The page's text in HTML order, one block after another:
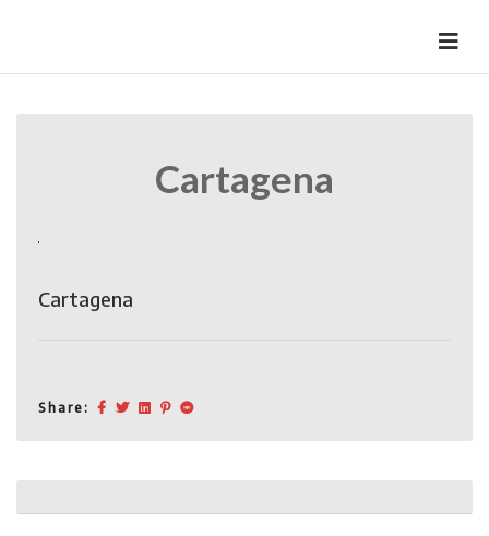
Cartagena
Cartagena
Share:
Post